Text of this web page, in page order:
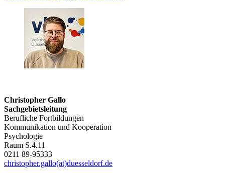
Christopher Gallo
Sachgebietsleitung
Berufliche Fortbildungen
Kommunikation und Kooperation
Psychologie
Raum S.4.11
0211 89-95333
christopher.gallo(at)duesseldorf.de